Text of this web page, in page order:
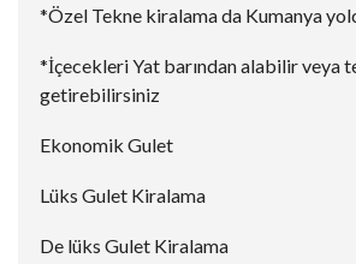
*Özel Tekne kiralama da Kumanya
*İçecekleri Yat barından alabilir veya
getirebilirsiniz
Ekonomik Gulet
Lüks Gulet Kiralama
De lüks Gulet Kiralama